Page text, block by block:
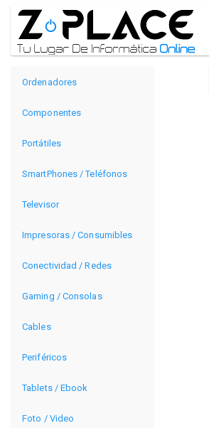
Ordenadores
Componentes
Portátiles
SmartPhones / Teléfonos
Televisor
Impresoras / Consumibles
Conectividad / Redes
Gaming / Consolas
Cables
Periféricos
Tablets / Ebook
Foto / Video